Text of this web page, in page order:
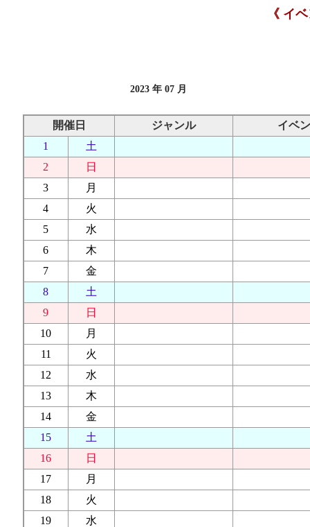
《 イ
2023 年 07 月
開催日 ジャンル
イベ
1
土
2
日
3
月
4
火
5
水
6
木
7
金
8
土
9
日
10
月
11
火
12
水
13
木
14
金
15
土
16
日
17
月
18
火
19
水